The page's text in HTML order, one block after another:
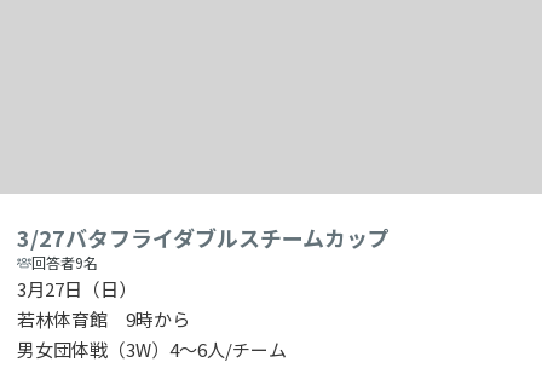
3/27バタフライダブルスチームカップ
回答者9名
3月27日（日）
若林体育館 9時から
男女団体戦（3W）4～6人/チーム